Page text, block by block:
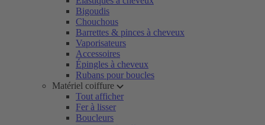
Bigoudis
Chouchous
Barrettes & pinces à cheveux
Vaporisateurs
Accessoires
Épingles à cheveux
Rubans pour boucles
Matériel coiffure
Tout afficher
Fer à lisser
Boucleurs